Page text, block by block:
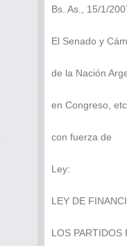
Bs. As., 15/1/
El Senado y
de la Nación
en Congreso,
con fuerza de
Ley:
LEY DE
LOS PARTIDOS